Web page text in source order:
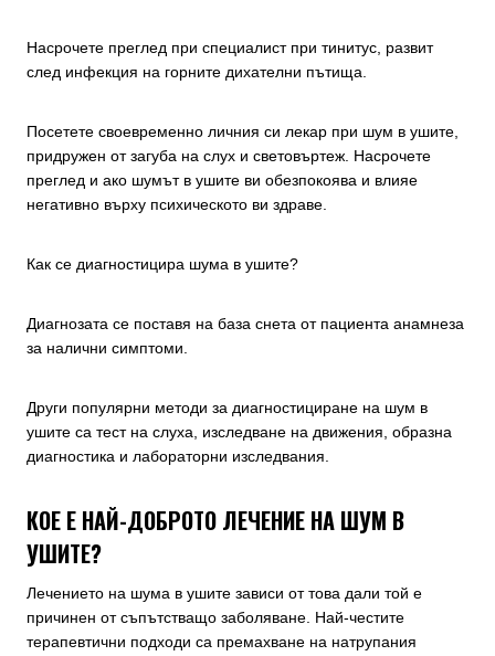
Насрочете преглед при специалист при тинитус, развит
след инфекция на горните дихателни пътища.
Посетете своевременно личния си лекар при шум в ушите,
придружен от загуба на слух и световъртеж. Насрочете
преглед и ако шумът в ушите ви обезпокоява и влияе
негативно върху психическото ви здраве.
Как се диагностицира шума в ушите?
Диагнозата се поставя на база снета от пациента анамнеза
за налични симптоми.
Други популярни методи за диагностициране на шум в
ушите са тест на слуха, изследване на движения, образна
диагностика и лабораторни изследвания.
КОЕ Е НАЙ-ДОБРОТО ЛЕЧЕНИЕ НА ШУМ В
УШИТЕ?
Лечението на шума в ушите зависи от това дали той е
причинен от съпътстващо заболяване. Най-честите
терапевтични подходи са премахване на натрупания